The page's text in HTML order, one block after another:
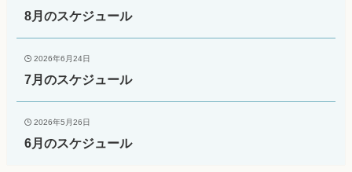
8月のスケジュール
2026年6月24日
7月のスケジュール
2026年5月26日
6月のスケジュール